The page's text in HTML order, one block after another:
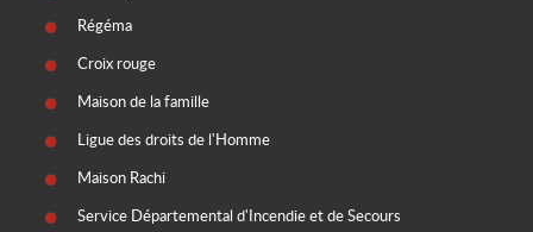
Régéma
Croix rouge
Maison de la famille
Ligue des droits de l'Homme
Maison Rachi
Service Départemental d'Incendie et de Secours